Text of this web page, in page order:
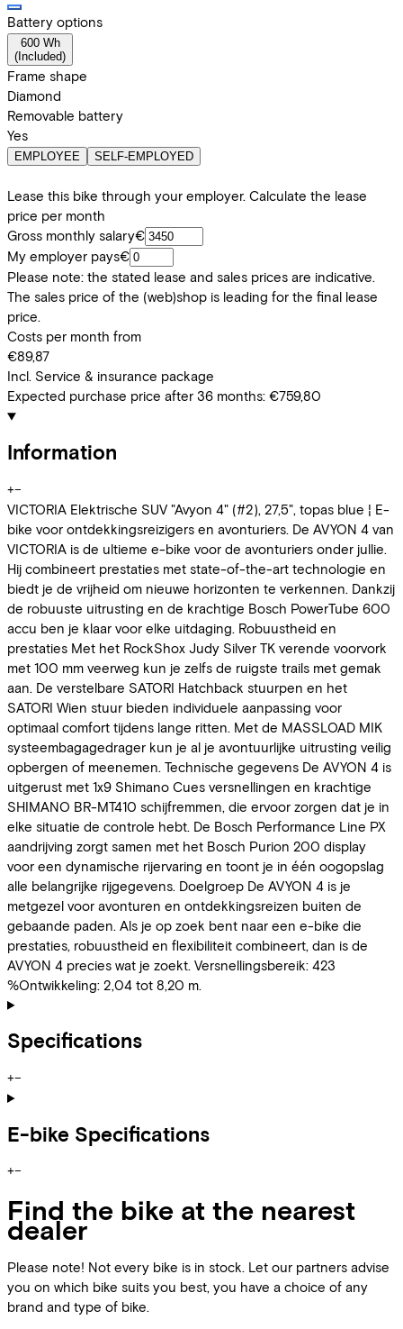
Battery options
600 Wh
( Included)
Frame shape
Diamond
Removable battery
Yes
EMPLOYEE SELF-EMPLOYED
Lease this bike through your employer. Calculate the lease
price per month
Gross monthly salary€
My employer pays€
Please note: the stated lease and sales prices are indicative.
The sales price of the (web)shop is leading for the final lease
price.
Costs per month from
€89,87
Incl. Service & insurance package
Expected purchase price after 36 months: €759,80
Information
+−
VICTORIA Elektrische SUV "Avyon 4" (#2), 27,5", topas blue ¦ E-
bike voor ontdekkingsreizigers en avonturiers. De AVYON 4 van
VICTORIA is de ultieme e-bike voor de avonturiers onder jullie.
Hij combineert prestaties met state-of-the-art technologie en
biedt je de vrijheid om nieuwe horizonten te verkennen. Dankzij
de robuuste uitrusting en de krachtige Bosch PowerTube 600
accu ben je klaar voor elke uitdaging. Robuustheid en
prestaties Met het RockShox Judy Silver TK verende voorvork
met 100 mm veerweg kun je zelfs de ruigste trails met gemak
aan. De verstelbare SATORI Hatchback stuurpen en het
SATORI Wien stuur bieden individuele aanpassing voor
optimaal comfort tijdens lange ritten. Met de MASSLOAD MIK
systeembagagedrager kun je al je avontuurlijke uitrusting veilig
opbergen of meenemen. Technische gegevens De AVYON 4 is
uitgerust met 1x9 Shimano Cues versnellingen en krachtige
SHIMANO BR-MT410 schijfremmen, die ervoor zorgen dat je in
elke situatie de controle hebt. De Bosch Performance Line PX
aandrijving zorgt samen met het Bosch Purion 200 display
voor een dynamische rijervaring en toont je in één oogopslag
alle belangrijke rijgegevens. Doelgroep De AVYON 4 is je
metgezel voor avonturen en ontdekkingsreizen buiten de
gebaande paden. Als je op zoek bent naar een e-bike die
prestaties, robuustheid en flexibiliteit combineert, dan is de
AVYON 4 precies wat je zoekt. Versnellingsbereik: 423
%Ontwikkeling: 2,04 tot 8,20 m.
Specifications
+−
E-bike Specifications
+−
Find the bike at the nearest
dealer
Please note! Not every bike is in stock. Let our partners advise
you on which bike suits you best, you have a choice of any
brand and type of bike.